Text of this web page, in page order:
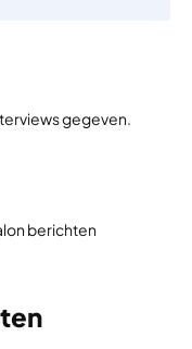
gegeven.
berichten